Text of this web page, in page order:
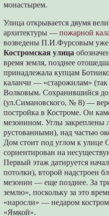
монастырем.
Улица открывается двумя
архитектуры —пожарной
возведены П.И.Фурсовым уже
Костромская улица
время земля, позднее
принадлежала купцам
каланчи — «старожилам»
Волковым. Сохранившийся
(ул.Симановского, № 8) —
постройка в Костроме. Он
мезонином. Углы закреплены
рустованными), над частью
Дом стоит под углом к улице
сориентирован на
Первый этаж датируется
потолки), второй надстроен
мезонин — еще позднее. За
землю», поскольку за это
«наросли» — недаром
«Ямкой».